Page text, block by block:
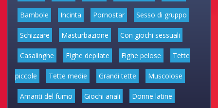
Bambole Incinta Pornostar Sesso di gruppo
Schizzare Masturbazione Con giochi sessuali
Casalinghe Fighe depilate Fighe pelose Tette
piccole Tette medie Grandi tette Muscolose
Amanti del fumo Giochi anali Donne latine